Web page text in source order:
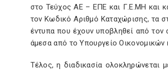
στο Τεύχος ΑΕ – ΕΠΕ και Γ.Ε.ΜΗ και
τον Κωδικό Αριθμό Καταχώρισης, τα
έντυπα που έχουν υποβληθεί από τον
άμεσα από το Υπουργείο Οικονομικών
Τέλος, η διαδικασία ολοκληρώνεται